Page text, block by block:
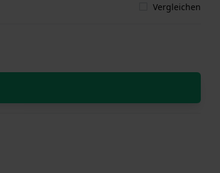
Vergleichen